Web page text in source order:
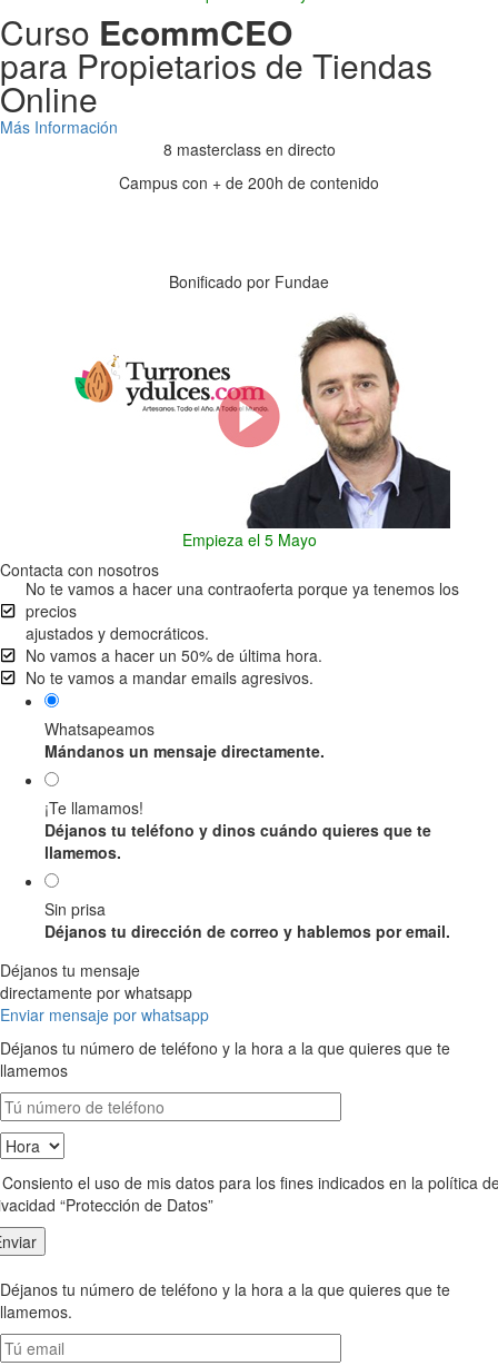
Curso EcommCEO
para Propietarios de Tiendas
Online
Más Información
8 masterclass en directo
Campus con + de 200h de contenido
Bonificado por Fundae
Empieza el 5 Mayo
Contacta con nosotros
No te vamos a hacer una contraoferta porque ya tenemos los
precios
ajustados y democráticos.
No vamos a hacer un 50% de última hora.
No te vamos a mandar emails agresivos.
Whatsapeamos
Mándanos un mensaje directamente.
¡Te llamamos!
Déjanos tu teléfono y dinos cuándo quieres que te
llamemos.
Sin prisa
Déjanos tu dirección de correo y hablemos por email.
Déjanos tu mensaje
directamente por whatsapp
Enviar mensaje por whatsapp
Déjanos tu número de teléfono y la hora a la que quieres que te
llamemos
el uso de mis datos para los fines indicados en la política
“Protección de Datos”
Déjanos tu número de teléfono y la hora a la que quieres que te
llamemos.